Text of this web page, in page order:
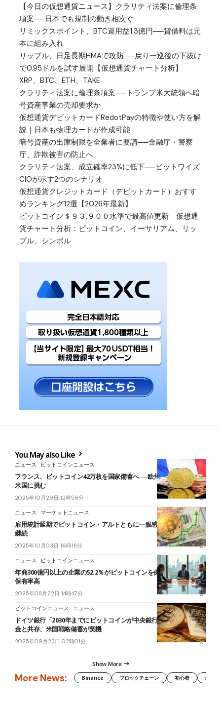
【今日の仮想通貨ニュース】クラリティ法案に倫理条
項案──日本でも規制の動き相次ぐ
リミックスポイント、BTC運用益1.3億円──貸借料は元
本に組み入れ
リップル、日足長期HMAで攻防──戻り一巡後の下抜け
で0.95ドルを試す展開【仮想通貨チャート分析】
XRP、BTC、ETH、TAKE
クラリティ法案に倫理条項案──トランプ米大統領へ暗
号資産事業の売却要求か
仮想通貨デビットカードRedotPayの特徴や使い方を解
説｜日本も物理カードが作成可能
暗号資産の出庫制限を全業者に要請──金融庁・警察
庁、詐欺被害の防止へ
クラリティ法案、成立確率23%に低下──ビットワイズ
CIOが示す2つのシナリオ
仮想通貨クレジットカード（デビットカード）おすす
めランキング12選【2026年最新】
ビットコイン＄９３,９００水準で最高値更新 仮想通
貨チャート分析：ビットコイン、イーサリアム、リッ
プル、シンボル
You May also Like
ニュース ビットコインニュース
フランス、ビットコイン42万枚を国家備蓄へ──欧州初の戦略法案で
米国に挑む
2025年10月29日 12時56分
ニュース マーケットニュース
雇用統計延期でビットコイン・アルトともに一服感も、強気基調は
継続
2025年10月03日 16時18分
ニュース ビットコインニュース
年商300億円以上の企業の52.2％がビットコインを保有──大企業ほど
保有率高
2025年08月22日 14時47分
ビットコインニュース ニュース
ドイツ銀行「2030年までにビットコインが中央銀行準備資産に」──
金と共存、米国戦略備蓄が契機
2025年09月23日 02時01分
Show More
More News: Binance ブロックチェーン 初心者 米国